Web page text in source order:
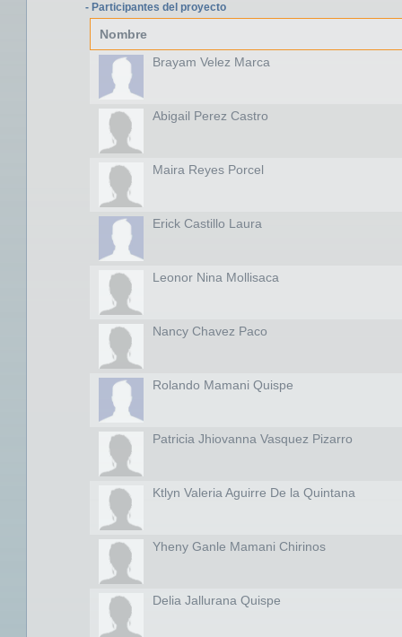
- Participantes del proyecto
Nombre
Brayam Velez Marca
Abigail Perez Castro
Maira Reyes Porcel
Erick Castillo Laura
Leonor Nina Mollisaca
Nancy Chavez Paco
Rolando Mamani Quispe
Patricia Jhiovanna Vasquez Pizarro
Ktlyn Valeria Aguirre De la Quintana
Yheny Ganle Mamani Chirinos
Delia Jallurana Quispe